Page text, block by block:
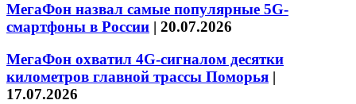
МегаФон назвал самые популярные 5G-
смартфоны в России | 20.07.2026
МегаФон охватил 4G-сигналом десятки
километров главной трассы Поморья |
17.07.2026